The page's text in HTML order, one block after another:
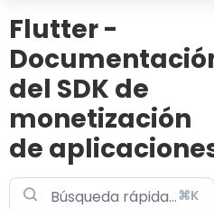
Flutter -
del SDK de
monetización
de
⌘K